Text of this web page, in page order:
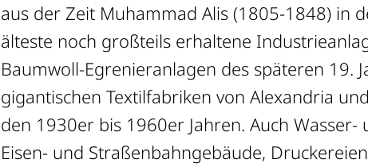
aus der Zeit Muhammad Alis (1805-1848) in
älteste noch großteils erhaltene
Baumwoll-Egrenieranlagen des späteren 19.
gigantischen Textilfabriken von Alexandria
den 1930er bis 1960er Jahren. Auch Wasser-
Eisen- und Straßenbahngebäude,